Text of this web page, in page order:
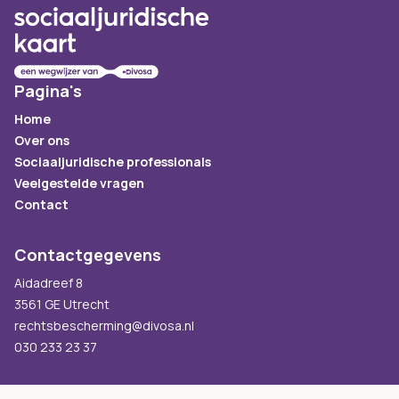
Pagina's
Home
Over ons
Sociaaljuridische professionals
Veelgestelde vragen
Contact
Contactgegevens
Aidadreef 8
3561 GE Utrecht
rechtsbescherming@divosa.nl
030 233 23 37